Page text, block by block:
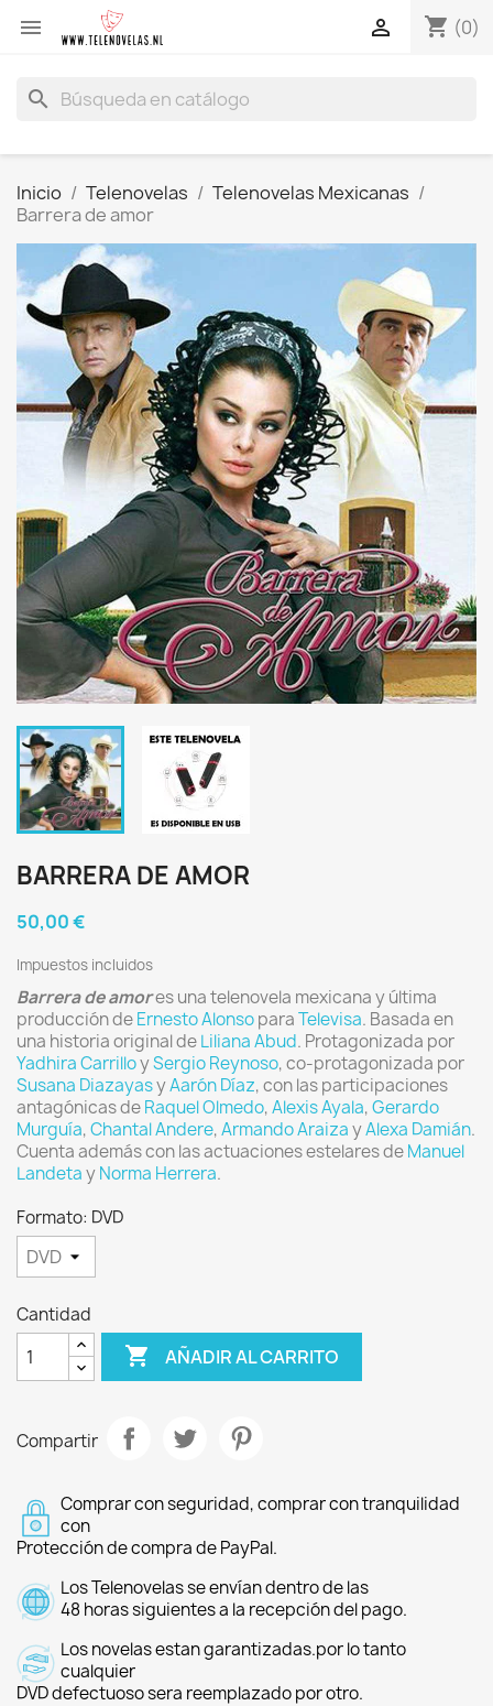
 shopping_cart (0)

search
Inicio Telenovelas
Telenovelas Mexicanas
Barrera de amor
BARRERA DE AMOR
50,00 €
Impuestos incluidos
Barrera de amores una telenovela mexicana y última
producción deErnesto AlonsoparaTelevisa. Basada en
una historia original deLiliana Abud. Protagonizada por
Yadhira CarrilloySergio Reynoso, co-protagonizada por
Susana DiazayasyAarón Díaz, con las participaciones
antagónicas deRaquel Olmedo,Alexis Ayala,Gerardo
Murguía,Chantal Andere,Armando AraizayAlexa Damián.
Cuenta además con las actuaciones estelares deManuel
LandetayNorma Herrera.
Formato: DVD
Cantidad
 AÑADIR AL CARRITO
Compartir
Comprar con seguridad, comprar con tranquilidad
con
Protección de compra de PayPal.
Los Telenovelas se envían dentro de las
48 horas siguientes a la recepción del pago.
Los novelas estan garantizadas.por lo tanto
cualquier
DVD defectuoso sera reemplazado por otro.